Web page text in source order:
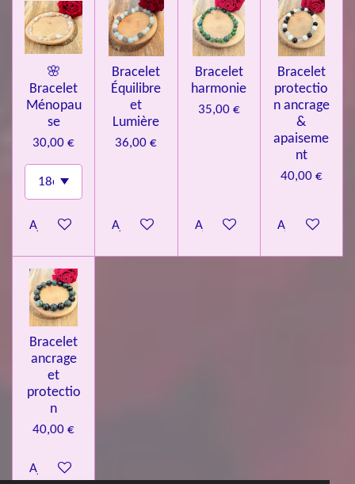
🌸
Bracelet
Ménopau
se
30,00 €
Ajouter au panier
Bracelet
Équilibre
et
Lumière
36,00 €
Ajouter au panier
Bracelet
harmonie
35,00 €
Ajouter au panier
Bracelet
protectio
n ancrage
&
apaiseme
nt
40,00 €
Ajouter au
Bracelet
ancrage
et
protectio
n
40,00 €
Ajouter au panier